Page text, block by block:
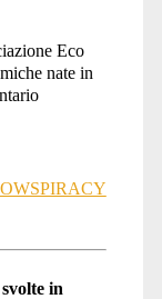
Eco
nate in
in